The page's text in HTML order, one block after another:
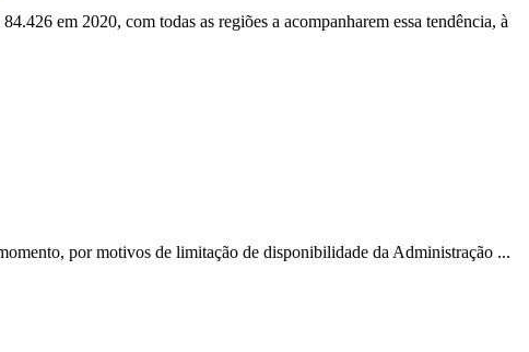
em 2020, com todas as regiões a acompanharem essa tendência, à
por motivos de limitação de disponibilidade da Administração ...